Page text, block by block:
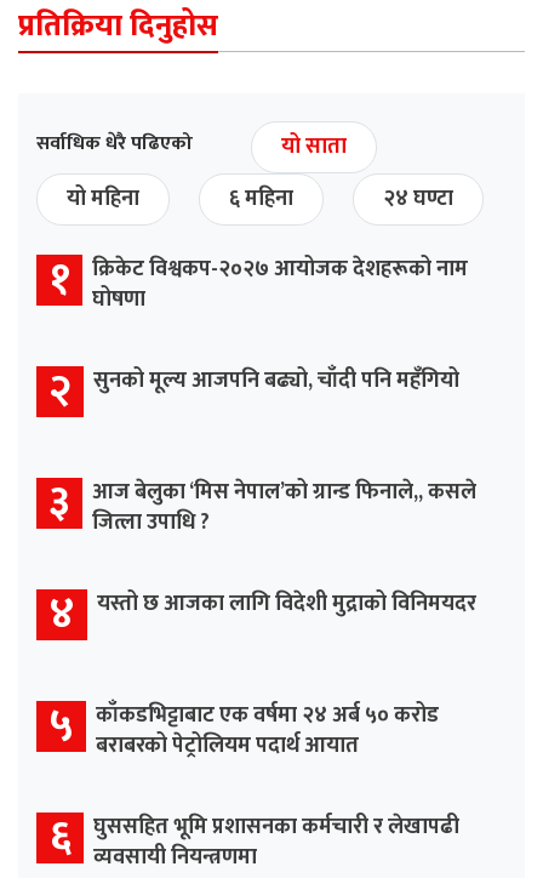
प्रतिक्रिया दिनुहोस
सर्वाधिक धेरै पढिएको
यो साता
यो महिना
६ महिना २४ घण्टा
१ क्रिकेट विश्वकप-२०२७ आयोजक देशहरूको नाम
घोषणा
२ सुनको मूल्य आजपनि बढ्यो, चाँदी पनि महँगियो
३ आज बेलुका ‘मिस नेपाल’को ग्रान्ड फिनाले,, कसले
जित्ला उपाधि ?
४ यस्तो छ आजका लागि विदेशी मुद्राको विनिमयदर
५ काँकडभिट्टाबाट एक वर्षमा २४ अर्ब ५० करोड
बराबरको पेट्रोलियम पदार्थ आयात
६ घुससहित भूमि प्रशासनका कर्मचारी र लेखापढी
व्यवसायी नियन्त्रणमा